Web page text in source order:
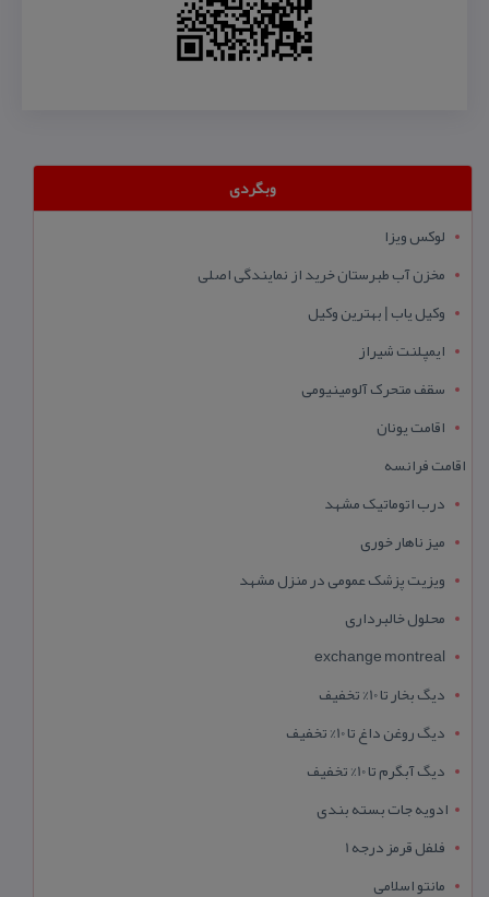
وبگردی
لوکس ویزا
مخزن آب طبرستان خرید از نمایندگی اصلی
وکیل یاب | بهترین وکیل
ایمپلنت شیراز
سقف متحرک آلومینیومی
اقامت یونان
اقامت فرانسه
درب اتوماتیک مشهد
میز ناهار خوری
ویزیت پزشک عمومی در منزل مشهد
محلول خالبرداری
exchange montreal
دیگ بخار تا 10% تخفیف
دیگ روغن داغ تا 10% تخفیف
دیگ آبگرم تا 10% تخفیف
ادویه جات بسته بندی
فلفل قرمز درجه 1
مانتو اسلامی